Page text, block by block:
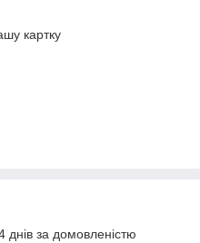
картку
за домовленістю